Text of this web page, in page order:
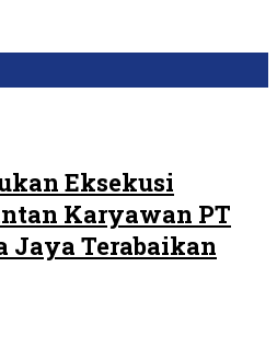
Eksekusi
Karyawan PT
Jaya Terabaikan